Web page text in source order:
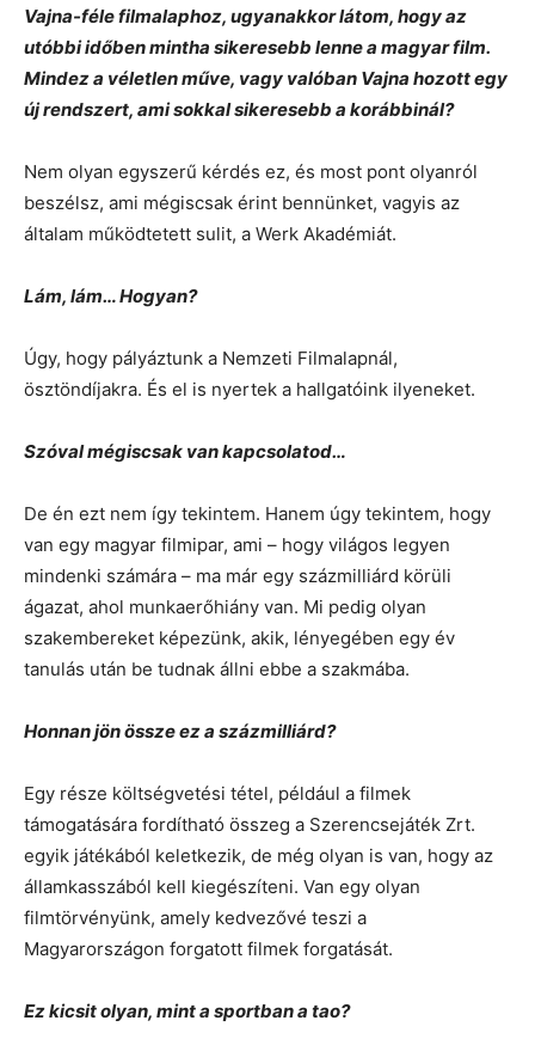
Vajna-féle filmalaphoz, ugyanakkor látom, hogy az
utóbbi időben mintha sikeresebb lenne a magyar film.
Mindez a véletlen műve, vagy valóban Vajna hozott egy
új rendszert, ami sokkal sikeresebb a korábbinál?
Nem olyan egyszerű kérdés ez, és most pont olyanról
beszélsz, ami mégiscsak érint bennünket, vagyis az
általam működtetett sulit, a Werk Akadémiát.
Lám, lám… Hogyan?
Úgy, hogy pályáztunk a Nemzeti Filmalapnál,
ösztöndíjakra. És el is nyertek a hallgatóink ilyeneket.
Szóval mégiscsak van kapcsolatod…
De én ezt nem így tekintem. Hanem úgy tekintem, hogy
van egy magyar filmipar, ami – hogy világos legyen
mindenki számára – ma már egy százmilliárd körüli
ágazat, ahol munkaerőhiány van. Mi pedig olyan
szakembereket képezünk, akik, lényegében egy év
tanulás után be tudnak állni ebbe a szakmába.
Honnan jön össze ez a százmilliárd?
Egy része költségvetési tétel, például a filmek
támogatására fordítható összeg a Szerencsejáték Zrt.
egyik játékából keletkezik, de még olyan is van, hogy az
államkasszából kell kiegészíteni. Van egy olyan
filmtörvényünk, amely kedvezővé teszi a
Magyarországon forgatott filmek forgatását.
Ez kicsit olyan, mint a sportban a tao?